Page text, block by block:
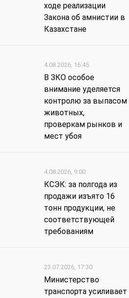
ходе реализации
Закона об амнистии в
Казахстане
4.08.2026, 16:45
В ЗКО особое
внимание уделяется
контролю за выпасом
животных,
проверкам рынков и
мест убоя
4.08.2026, 9:00
КСЭК: за полгода из
продажи изъято 16
тонн продукции, не
соответствующей
требованиям
23.07.2026, 17:30
Министерство
транспорта усиливает